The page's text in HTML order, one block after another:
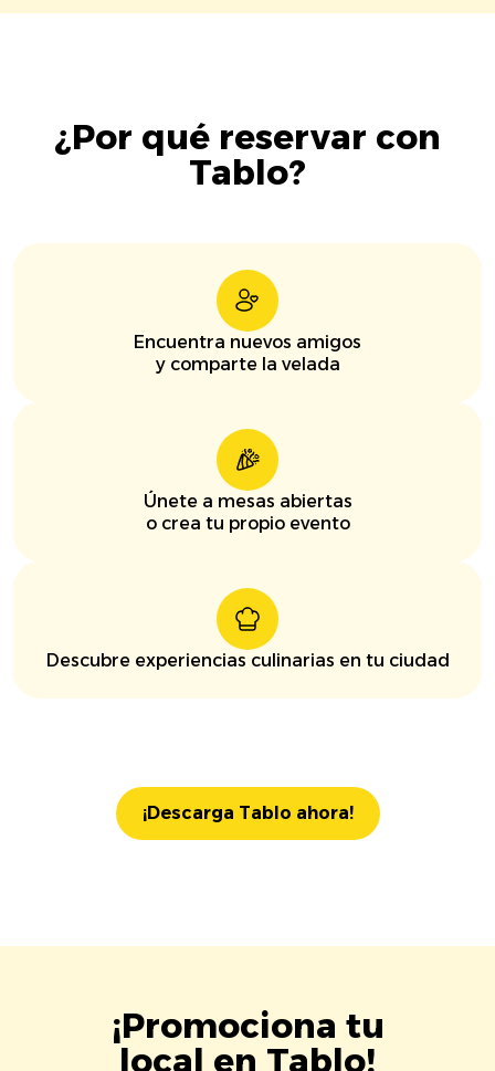
¿Por qué reservar con
Tablo?
Encuentra nuevos amigos
y comparte la velada
Únete a mesas abiertas
o crea tu propio evento
Descubre experiencias culinarias en tu ciudad
¡Descarga Tablo ahora!
¡Promociona tu
local en Tablo!